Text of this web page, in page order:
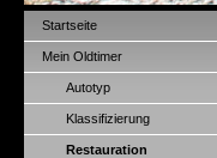
Startseite
Mein Oldtimer
Autotyp
Klassifizierung
Restauration